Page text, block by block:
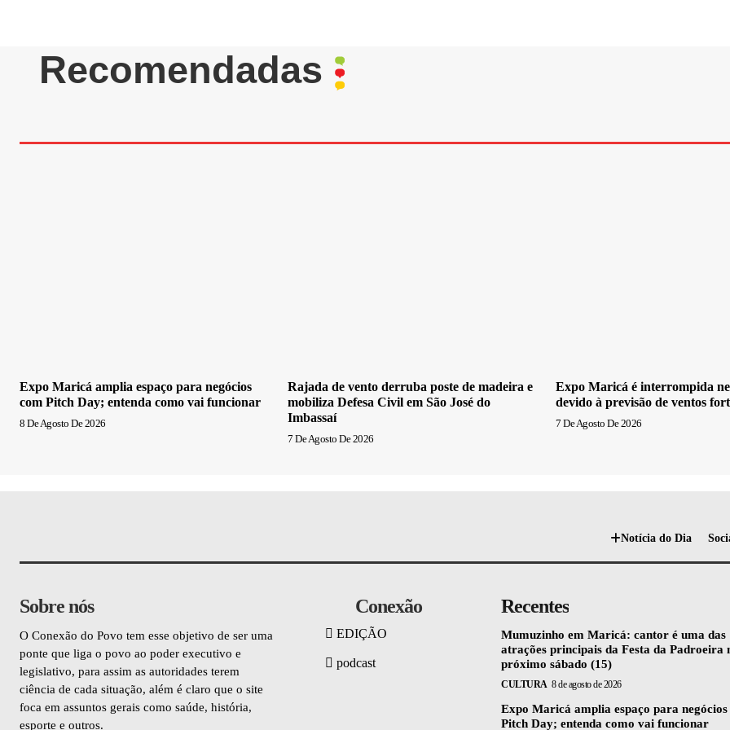
Recomendadas
Expo Maricá amplia espaço para negócios
com Pitch Day; entenda como vai funcionar
8 De Agosto De 2026
Rajada de vento derruba poste de madeira e
mobiliza Defesa Civil em São José do
Imbassaí
7 De Agosto De 2026
Expo Maricá é interrompida
devido à previsão de ventos
7 De Agosto De 2026
Notícia do Dia
Sobre nós
O Conexão do Povo tem esse objetivo de ser uma
ponte que liga o povo ao poder executivo e
legislativo, para assim as autoridades terem
ciência de cada situação, além é claro que o site
foca em assuntos gerais como saúde, história,
esporte e outros.
Conexão
EDIÇÃO
podcast
Recentes
Mumuzinho em Maricá: cantor é uma das
atrações principais da Festa da Padroeira
próximo sábado (15)
CULTURA 8 de agosto de 2026
Expo Maricá amplia espaço para
Pitch Day; entenda como vai funcionar